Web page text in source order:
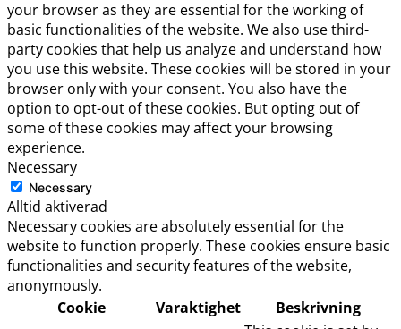
your browser as they are essential for the working of
basic functionalities of the website. We also use third-
party cookies that help us analyze and understand how
you use this website. These cookies will be stored in your
browser only with your consent. You also have the
option to opt-out of these cookies. But opting out of
some of these cookies may affect your browsing
experience.
Necessary
Necessary
Alltid aktiverad
Necessary cookies are absolutely essential for the
website to function properly. These cookies ensure basic
functionalities and security features of the website,
anonymously.
Cookie
Varaktighet Beskrivning